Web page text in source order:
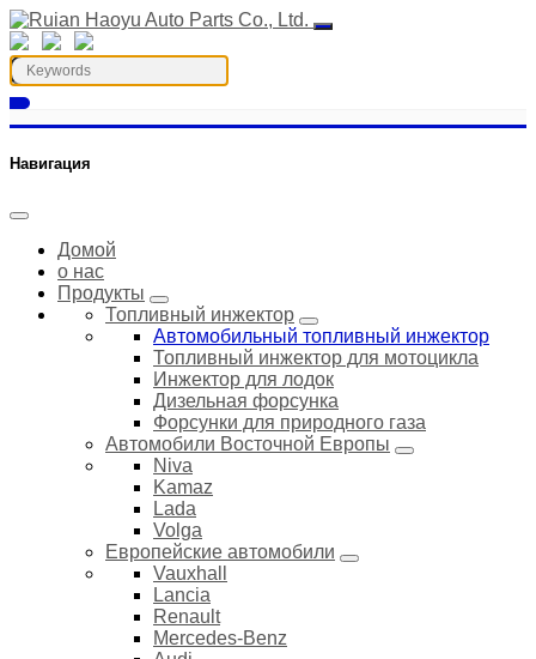
Навигация
Домой
о нас
Продукты
Топливный инжектор
Автомобильный топливный инжектор
Топливный инжектор для мотоцикла
Инжектор для лодок
Дизельная форсунка
Форсунки для природного газа
Автомобили Восточной Европы
Niva
Kamaz
Lada
Volga
Европейские автомобили
Vauxhall
Lancia
Renault
Mercedes-Benz